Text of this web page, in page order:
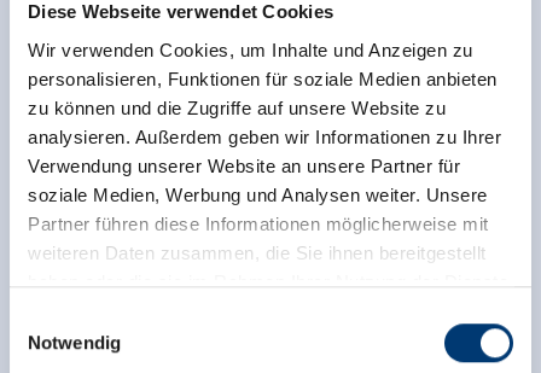
Diese Webseite verwendet Cookies
Wir verwenden Cookies, um Inhalte und Anzeigen zu
personalisieren, Funktionen für soziale Medien anbieten
zu können und die Zugriffe auf unsere Website zu
analysieren. Außerdem geben wir Informationen zu Ihrer
Verwendung unserer Website an unsere Partner für
soziale Medien, Werbung und Analysen weiter. Unsere
Partner führen diese Informationen möglicherweise mit
weiteren Daten zusammen, die Sie ihnen bereitgestellt
haben oder die sie im Rahmen Ihrer Nutzung der Dienste
Notwendig
Ratings
Onafhankelijke beoordelingen van de andere
bronnen. TrustYou verzamelt deze beoordelingen en
berekent een gemiddelde van de